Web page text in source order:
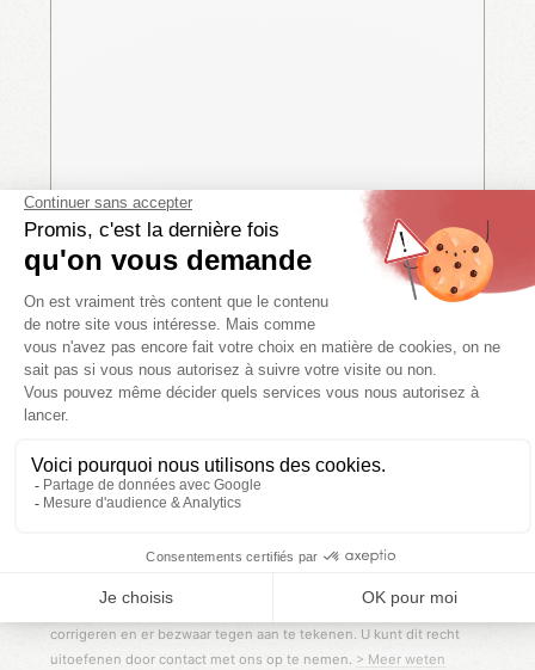
Ik geef LES CAMPINGS TIKAYAN toestemming om mijn
persoonsgegevens te verzamelen om mij te kunnen contacteren
en mijn verzoek te kunnen verwerken. Uw persoonsgegevens
zullen nooit aan derden worden medegedeeld.
> Meer weten
Sturen
geregistreerd en doorgegeven aan een contactpersoon bij LES
bericht. U heeft recht tot inzage, om de u betreffende gegevens te
corrigeren en er bezwaar tegen aan te tekenen. U kunt dit recht
uitoefenen door contact met ons op te nemen. > Meer weten